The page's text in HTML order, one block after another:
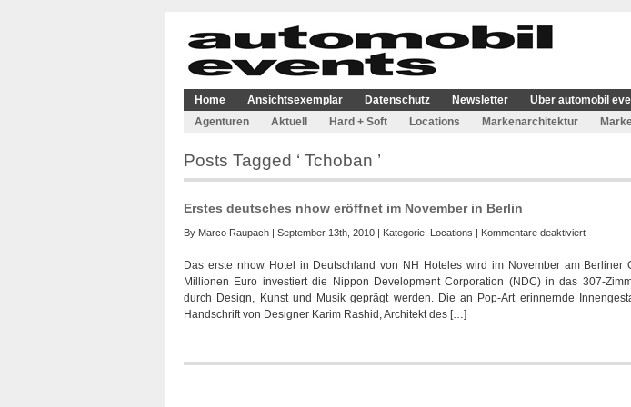
Home Ansichtsexemplar Datenschutz Newsletter Über automobil
Agenturen
Aktuell Hard + Soft Locations Markenarchitektur
Posts Tagged ‘ Tchoban ’
Erstes deutsches nhow eröffnet im November in Berlin
By Marco Raupach | September 13th, 2010 | Kategorie: Locations | Kommentare deaktiviertfür
deutsches
nhow
eröffnet
Berlin
Das erste nhow Hotel in Deutschland von NH Hoteles wird im November am Berliner
Millionen Euro investiert die Nippon Development Corporation (NDC) in das 307-
durch Design, Kunst und Musik geprägt werden. Die an Pop-Art erinnernde
Handschrift von Designer Karim Rashid, Architekt des […]